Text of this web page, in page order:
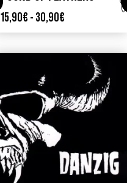
15,90€ - 30,90€